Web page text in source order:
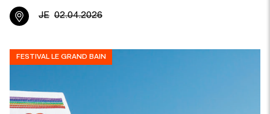
JE 02.04.2026
FESTIVAL LE GRAND BAIN